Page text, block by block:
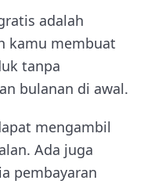
adalah
kamu membuat
tanpa
bulanan di awal.
mengambil
Ada juga
pembayaran